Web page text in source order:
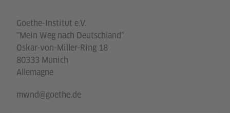
Goethe-Institut e.V.
"Mein Weg nach Deutschland"
Oskar-von-Miller-Ring 18
80333 Munich
Allemagne
mwnd@goethe.de